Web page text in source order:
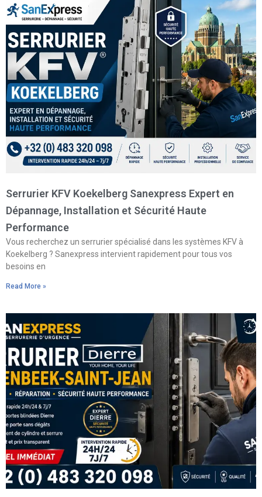
Serrurier KFV Koekelberg Sanexpress Expert en
Dépannage, Installation et Sécurité Haute
Performance
Vous recherchez un serrurier spécialisé dans les systèmes KFV à
Koekelberg ? Sanexpress intervient rapidement pour tous vos
besoins en
Read More »